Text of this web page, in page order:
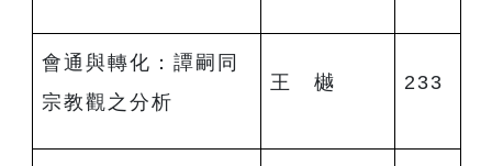
會通與轉化：譚嗣同
宗教觀之分析
王 樾 233